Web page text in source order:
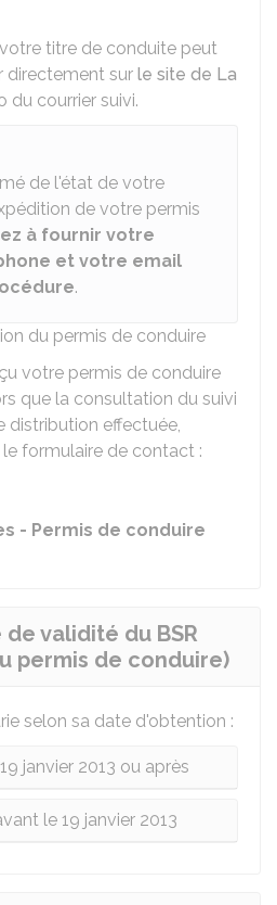
titre de conduite peut
directement sur le site de La
du courrier suivi.
de l'état de votre
de votre permis
à fournir votre
et votre email
.
du permis de conduire
votre permis de conduire
que la consultation du suivi
distribution effectuée,
le formulaire de contact :
- Permis de conduire
validité du BSR
permis de conduire)
selon sa date d'obtention :
janvier 2013 ou après
le 19 janvier 2013